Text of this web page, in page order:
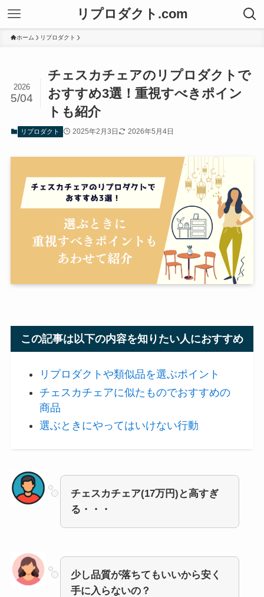
リプロダクト.com
ホーム リプロダクト
チェスカチェアのリプロダクトで
おすすめ3選！重視すべきポイン
トも紹介
2026
5/04
リプロダクト 2025年2月3日 2026年5月4日
この記事は以下の内容を知りたい人におすすめ
リプロダクトや類似品を選ぶポイント
チェスカチェアに似たものでおすすめの
商品
選ぶときにやってはいけない行動
チェスカチェア(17万円)と高すぎ
る・・・
少し品質が落ちてもいいから安く
手に入らないの？